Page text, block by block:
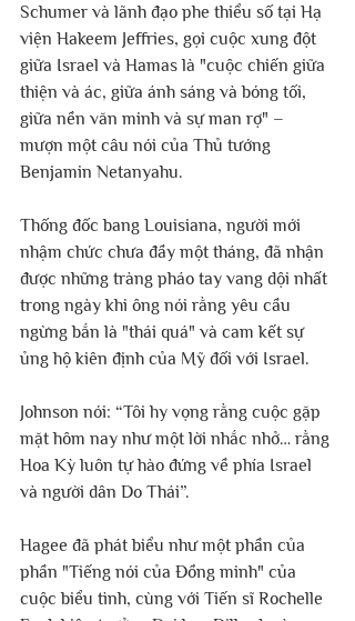
Schumer và lãnh đạo phe thiểu số tại Hạ
viện Hakeem Jeffries, gọi cuộc xung đột
giữa Israel và Hamas là "cuộc chiến giữa
thiện và ác, giữa ánh sáng và bóng tối,
giữa nền văn minh và sự man rợ" –
mượn một câu nói của Thủ tướng
Benjamin Netanyahu.
Thống đốc bang Louisiana, người mới
nhậm chức chưa đầy một tháng, đã nhận
được những tràng pháo tay vang dội nhất
trong ngày khi ông nói rằng yêu cầu
ngừng bắn là "thái quá" và cam kết sự
ủng hộ kiên định của Mỹ đối với Israel.
Johnson nói: “Tôi hy vọng rằng cuộc gặp
mặt hôm nay như một lời nhắc nhở… rằng
Hoa Kỳ luôn tự hào đứng về phía Israel
và người dân Do Thái”.
Hagee đã phát biểu như một phần của
phần "Tiếng nói của Đồng minh" của
cuộc biểu tình, cùng với Tiến sĩ Rochelle